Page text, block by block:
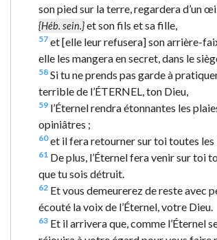
son pied sur la terre, regardera d’un
{Héb. sein.}et son fils et sa fille,
57 et [elle leur refusera] son arrière-
elle les mangera en secret, dans le
58 Si tu ne prends pas garde à
terrible de l’ÉTERNEL, ton Dieu,
59 l’Éternel rendra étonnantes les
opiniâtres ;
60et il fera retourner sur toi toutes les
61 De plus, l’Éternel fera venir sur toi
que tu sois détruit.
62 Et vous demeurerez de reste avec
écouté la voix de l’Éternel, votre Dieu.
63 Et il arrivera que, comme l’Éternel